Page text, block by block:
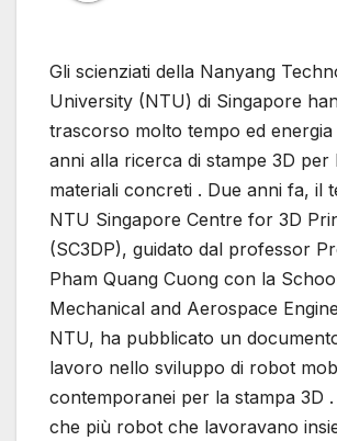
Gli scienziati della Nanyang
University (NTU) di Singapore
trascorso molto tempo ed energia
anni alla ricerca di stampe 3D per
materiali concreti . Due anni fa, il
NTU Singapore Centre for 3D
(SC3DP), guidato dal professor
Pham Quang Cuong con la
Mechanical and Aerospace
NTU, ha pubblicato un
lavoro nello sviluppo di robot
contemporanei per la stampa 3D .
che più robot che lavoravano